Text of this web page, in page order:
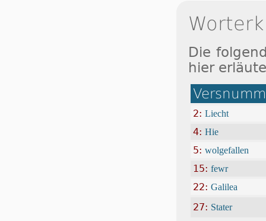
Die
hier
2: Liecht
4: Hie
5: wolgefallen
15: fewr
22: Galilea
27: Stater